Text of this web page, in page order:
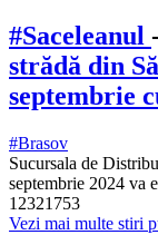
#Saceleanul
strădă din
septembrie
#Brasov
Sucursala de
septembrie 2024 va
12321753
Vezi mai multe stiri